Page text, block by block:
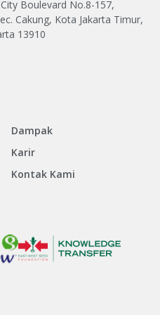
Boulevard No.8-157,
Cakung, Kota Jakarta Timur,
13910
Dampak
Karir
Kontak Kami